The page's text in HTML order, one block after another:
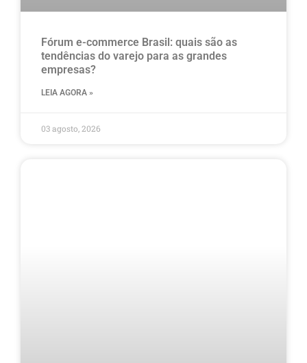
Fórum e-commerce Brasil: quais são as
tendências do varejo para as grandes
empresas?
LEIA AGORA »
03 agosto, 2026